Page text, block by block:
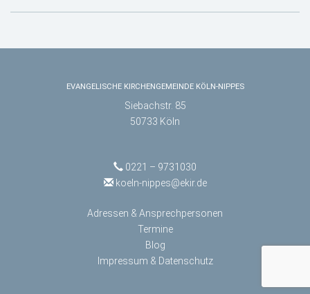
EVANGELISCHE KIRCHENGEMEINDE KÖLN-NIPPES
Siebachstr. 85
50733 Köln
0221 – 9731030
koeln-nippes@ekir.de
Adressen & Ansprechpersonen
Termine
Blog
Impressum & Datenschutz